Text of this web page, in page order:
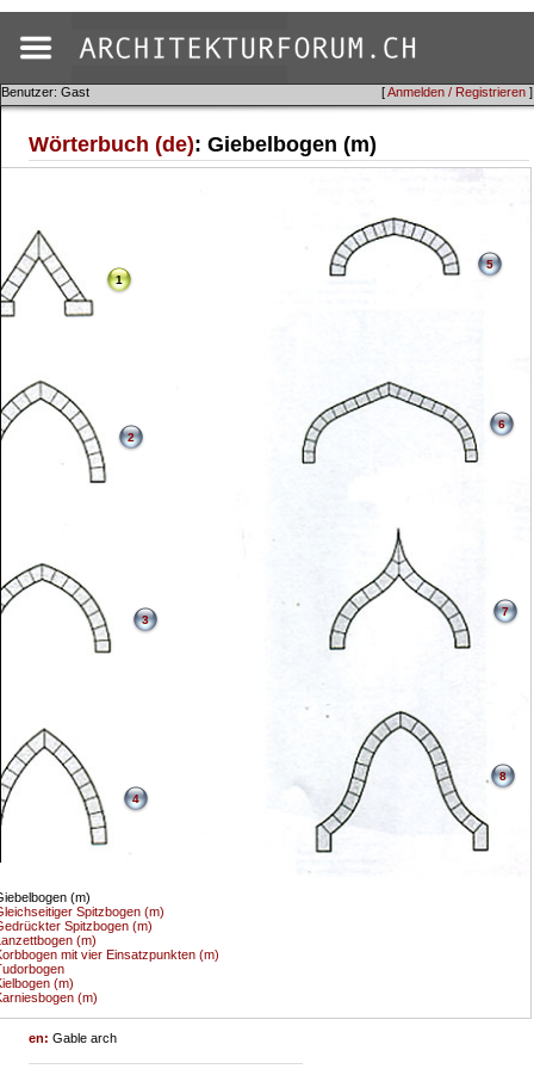
[Anmelden / Registrieren ]
Benutzer: Gast
Wörterbuch (de): Giebelbogen (m)
1
(m)
Spitzbogen (m)
2
Spitzbogen (m)
3
(m)
4
mit vier Einsatzpunkten (m)
5
6
(m)
7
(m)
8
en:Gable arch